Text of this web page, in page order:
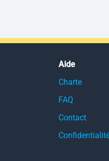
Aide
Charte
FAQ
Contact